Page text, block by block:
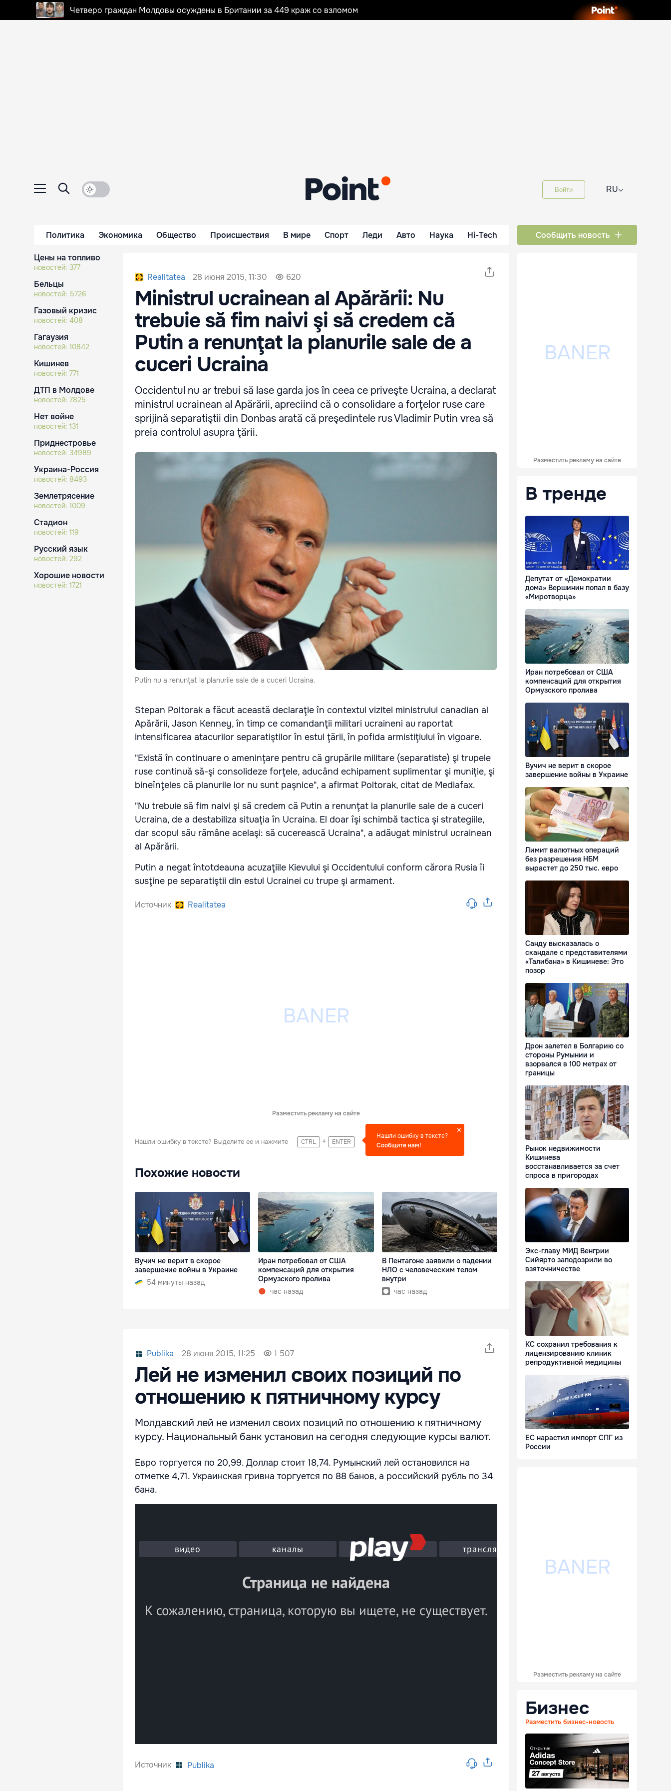
Четверо граждан Молдовы осуждены в Британии за 449 краж со взломом
Войти RU⌵
Политика Экономика Общество Происшествия В мире Спорт Леди Авто Наука Hi-Tech Сообщить новость
Цены на топливо
новостей: 377
Бельцы
новостей: 5726
Газовый кризис
новостей: 408
Гагаузия
новостей: 10842
Кишинев
новостей: 771
ДТП в Молдове
новостей: 7825
Нет войне
новостей: 131
Приднестровье
новостей: 34989
Украина-Россия
новостей: 8493
Землетрясение
новостей: 1009
Стадион
новостей: 119
Русский язык
новостей: 292
Хорошие новости
новостей: 1721
Realitatea 28 июня 2015, 11:30 620
Ministrul ucrainean al Apărării: Nu
trebuie să fim naivi şi să credem că
Putin a renunţat la planurile sale de a
cuceri Ucraina
Occidentul nu ar trebui să lase garda jos în ceea ce priveşte Ucraina, a declarat
ministrul ucrainean al Apărării, apreciind că o consolidare a forţelor ruse care
sprijină separatiştii din Donbas arată că preşedintele rus Vladimir Putin vrea să
preia controlul asupra ţării.
Putin nu a renunţat la planurile sale de a cuceri Ucraina.
Stepan Poltorak a făcut această declaraţie în contextul vizitei ministrului canadian al
Apărării, Jason Kenney, în timp ce comandanţii militari ucraineni au raportat
intensificarea atacurilor separatiştilor în estul ţării, în pofida armistiţiului în vigoare.
"Există în continuare o ameninţare pentru că grupările militare (separatiste) şi trupele
ruse continuă să-şi consolideze forţele, aducând echipament suplimentar şi muniţie, şi
bineînţeles că planurile lor nu sunt paşnice", a afirmat Poltorak, citat de Mediafax.
"Nu trebuie să fim naivi şi să credem că Putin a renunţat la planurile sale de a cuceri
Ucraina, de a destabiliza situaţia în Ucraina. El doar îşi schimbă tactica şi strategiile,
dar scopul său rămâne acelaşi: să cucerească Ucraina", a adăugat ministrul ucrainean
al Apărării.
Putin a negat întotdeauna acuzaţiile Kievului şi Occidentului conform cărora Rusia îi
susţine pe separatiştii din estul Ucrainei cu trupe şi armament.
Источник Realitatea
Разместить рекламу на сайте
Нашли ошибку в тексте? Выделите ее и нажмите CTRL + ENTER
Нашли ошибку в тексте?
Сообщите нам!
Похожие новости
Вучич не верит в скорое
завершение войны в Украине
54 минуты назад
Иран потребовал от США
компенсаций для открытия
Ормузского пролива
час назад
В Пентагоне заявили о падении
НЛО с человеческим телом
внутри
час назад
Publika 28 июня 2015, 11:25 1 507
Лей не изменил своих позиций по
отношению к пятничному курсу
Молдавский лей не изменил своих позиций по отношению к пятничному
курсу. Национальный банк установил на сегодня следующие курсы валют.
Евро торгуется по 20,99. Доллар стоит 18,74. Румынский лей остановился на
отметке 4,71. Украинская гривна торгуется по 88 банов, а российский рубль по 34
бана.
Источник Publika
Разместить рекламу на сайте
В тренде
Депутат от «Демократии
дома» Вершинин попал в базу
«Миротворца»
Иран потребовал от США
компенсаций для открытия
Ормузского пролива
Вучич не верит в скорое
завершение войны в Украине
Лимит валютных операций
без разрешения НБМ
вырастет до 250 тыс. евро
Санду высказалась о
скандале с представителями
«Талибана» в Кишиневе: Это
позор
Дрон залетел в Болгарию со
стороны Румынии и
взорвался в 100 метрах от
границы
Рынок недвижимости
Кишинева
восстанавливается за счет
спроса в пригородах
Экс-главу МИД Венгрии
Сийярто заподозрили во
взяточничестве
КС сохранил требования к
лицензированию клиник
репродуктивной медицины
ЕС нарастил импорт СПГ из
России
Разместить рекламу на сайте
Бизнес
Разместить бизнес-новость